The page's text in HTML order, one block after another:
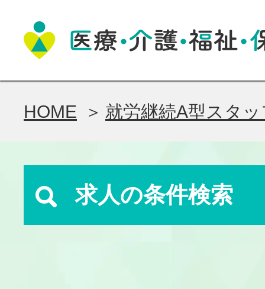
HOME 就労継続A型スタ
求人の条件検索